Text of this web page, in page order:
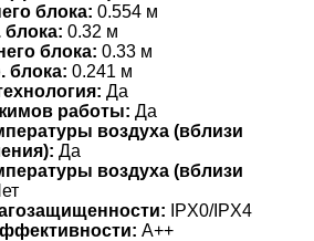
блока: 0.554 м
блока: 0.32 м
блока: 0.33 м
блока: 0.241 м
Да
работы: Да
воздуха (вблизи
Да
воздуха (вблизи
IPX0/IPX4
A++